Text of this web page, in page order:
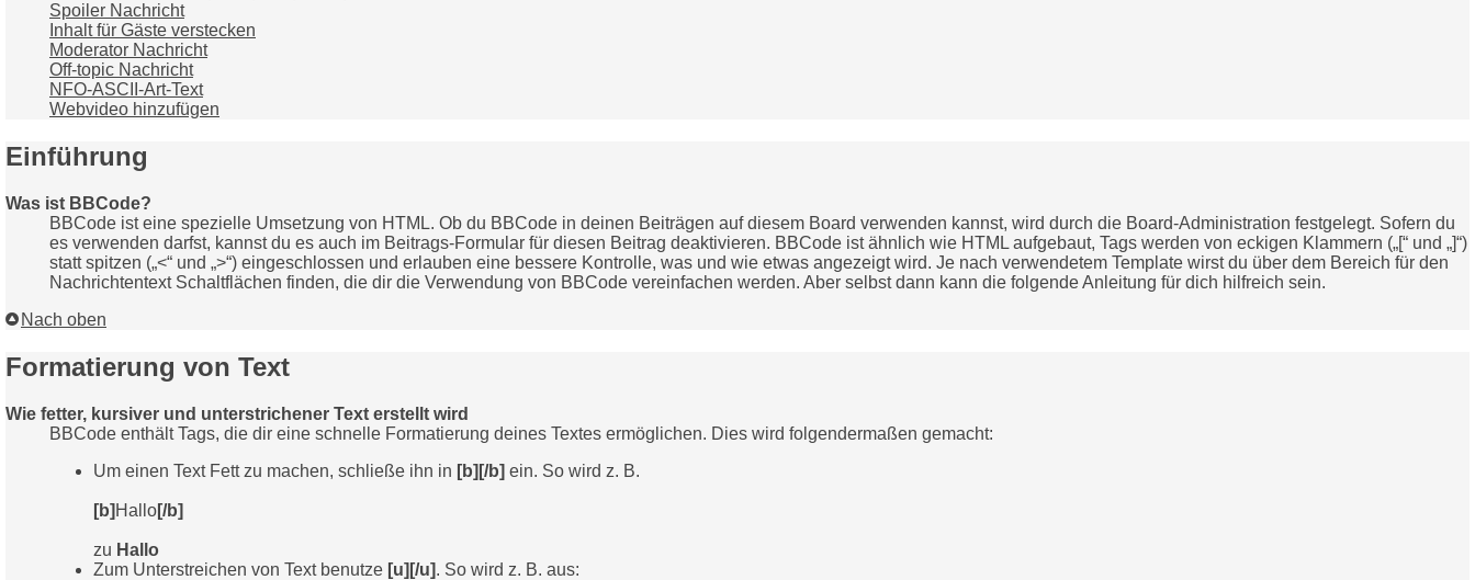
Spoiler Nachricht
Inhalt für Gäste verstecken
Moderator Nachricht
Off-topic Nachricht
NFO-ASCII-Art-Text
Webvideo hinzufügen
Einführung
Was ist BBCode?
BBCode ist eine spezielle Umsetzung von HTML. Ob du BBCode in deinen Beiträgen auf diesem Board verwenden kannst, wird durch die Board-Administration festgelegt. Sofern du
es verwenden darfst, kannst du es auch im Beitrags-Formular für diesen Beitrag deaktivieren. BBCode ist ähnlich wie HTML aufgebaut, Tags werden von eckigen Klammern („[“ und „]“)
statt spitzen („<“ und „>“) eingeschlossen und erlauben eine bessere Kontrolle, was und wie etwas angezeigt wird. Je nach verwendetem Template wirst du über dem Bereich für den
Nachrichtentext Schaltflächen finden, die dir die Verwendung von BBCode vereinfachen werden. Aber selbst dann kann die folgende Anleitung für dich hilfreich sein.
Nach oben
Formatierung von Text
Wie fetter, kursiver und unterstrichener Text erstellt wird
BBCode enthält Tags, die dir eine schnelle Formatierung deines Textes ermöglichen. Dies wird folgendermaßen gemacht:
Um einen Text Fett zu machen, schließe ihn in [b][/b] ein. So wird z. B.
[b] Hallo[/b]
zu Hallo
Zum Unterstreichen von Text benutze [u][/u]. So wird z. B. aus: